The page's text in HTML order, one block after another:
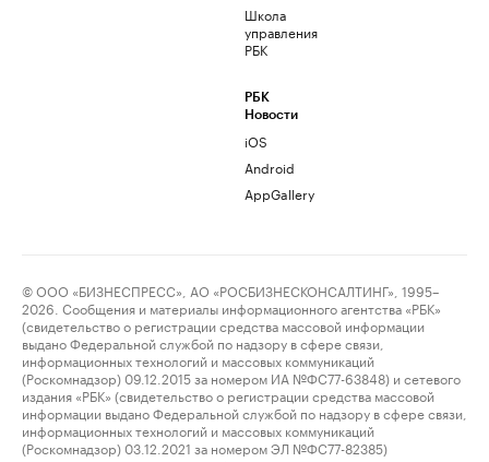
Школа
управления
РБК
РБК
Новости
iOS
Android
AppGallery
© ООО «БИЗНЕСПРЕСС», АО «РОСБИЗНЕСКОНСАЛТИНГ», 1995–
2026. Сообщения и материалы информационного агентства «РБК»
(свидетельство о регистрации средства массовой информации
выдано Федеральной службой по надзору в сфере связи,
информационных технологий и массовых коммуникаций
(Роскомнадзор) 09.12.2015 за номером ИА №ФС77-63848) и сетевого
издания «РБК» (свидетельство о регистрации средства массовой
информации выдано Федеральной службой по надзору в сфере связи,
информационных технологий и массовых коммуникаций
(Роскомнадзор) 03.12.2021 за номером ЭЛ №ФС77-82385)